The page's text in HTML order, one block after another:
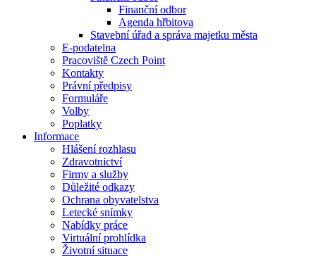
Finanční odbor
Agenda hřbitova
Stavební úřad a správa majetku města
E-podatelna
Pracoviště Czech Point
Kontakty
Právní předpisy
Formuláře
Volby
Poplatky
Informace
Hlášení rozhlasu
Zdravotnictví
Firmy a služby
Důležité odkazy
Ochrana obyvatelstva
Letecké snímky
Nabídky práce
Virtuální prohlídka
Životní situace